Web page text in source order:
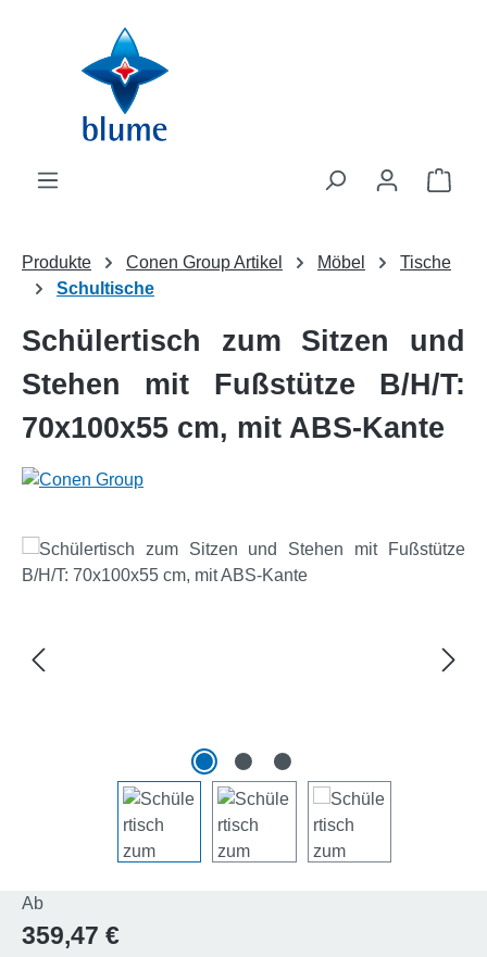
Zum Hauptinhalt springen
Produkte Conen Group Artikel Möbel
Tische
Schultische
Schülertisch zum Sitzen und
Stehen mit Fußstütze B/H/T:
70x100x55 cm, mit ABS-Kante
Bildergalerie überspringen
AbRegulärer Preis:
359,47 €